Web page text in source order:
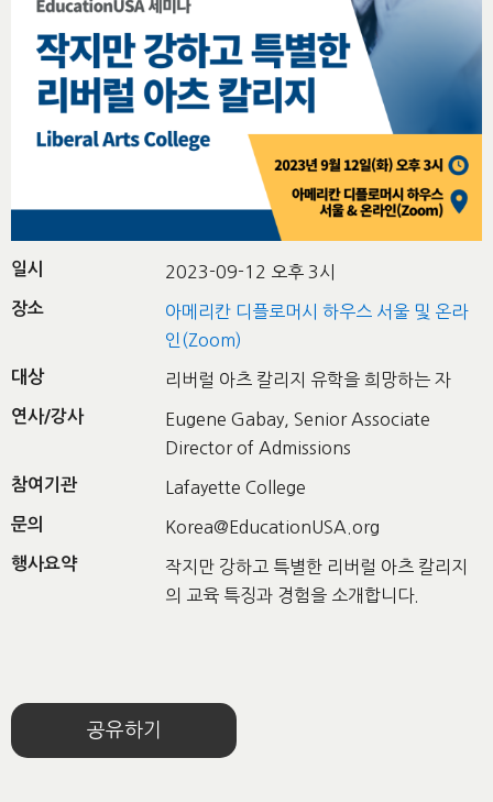
일시 2023-09-12 오후 3시
장소
아메리칸 디플로머시 하우스 서울 및 온라
인(Zoom)
대상 리버럴 아츠 칼리지 유학을 희망하는 자
연사/강사
Eugene Gabay, Senior Associate
Director of Admissions
참여기관 Lafayette College
문의 Korea@EducationUSA.org
행사요약
작지만 강하고 특별한 리버럴 아츠 칼리지
의 교육 특징과 경험을 소개합니다.
공유하기